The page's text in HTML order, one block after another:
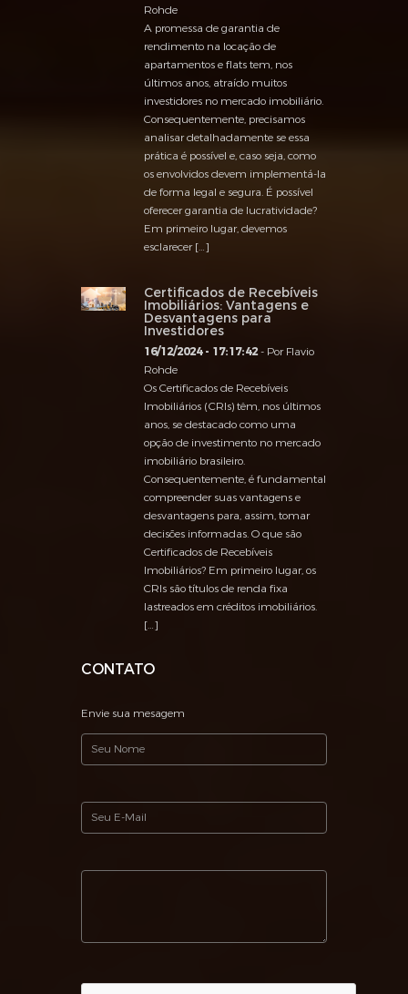
Rohde
A promessa de garantia de
rendimento na locação de
apartamentos e flats tem, nos
últimos anos, atraído muitos
investidores no mercado imobiliário.
Consequentemente, precisamos
analisar detalhadamente se essa
prática é possível e, caso seja, como
os envolvidos devem implementá-la
de forma legal e segura. É possível
oferecer garantia de lucratividade?
Em primeiro lugar, devemos
esclarecer […]
Certificados de Recebíveis
Imobiliários: Vantagens e
Desvantagens para
Investidores
16/12/2024 - 17:17:42- Por Flavio
Rohde
Os Certificados de Recebíveis
Imobiliários (CRIs) têm, nos últimos
anos, se destacado como uma
opção de investimento no mercado
imobiliário brasileiro.
Consequentemente, é fundamental
compreender suas vantagens e
desvantagens para, assim, tomar
decisões informadas. O que são
Certificados de Recebíveis
Imobiliários? Em primeiro lugar, os
CRIs são títulos de renda fixa
lastreados em créditos imobiliários.
[…]
CONTATO
Envie sua mesagem